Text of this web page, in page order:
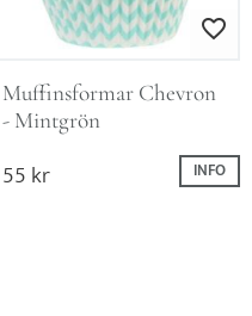
Lägg till i
Muffinsformar Chevron
- Mintgrön
55kr INFO